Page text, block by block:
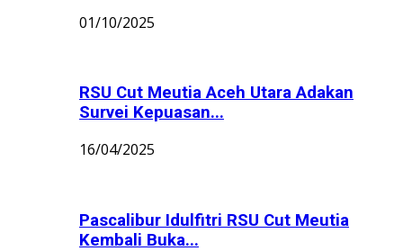
01/10/2025
RSU Cut Meutia Aceh Utara Adakan
Survei Kepuasan...
16/04/2025
Pascalibur Idulfitri RSU Cut Meutia
Kembali Buka...